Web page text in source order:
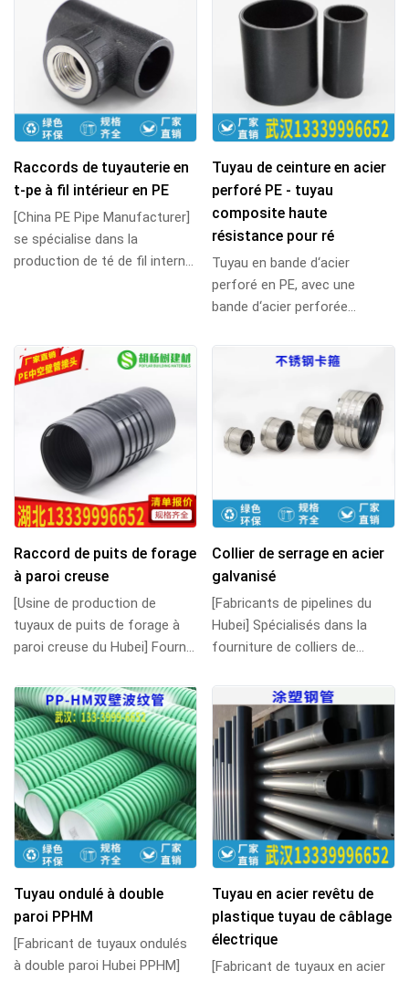
Raccords de tuyauterie en
t-pe à fil intérieur en PE
[China PE Pipe Manufacturer]
se spécialise dans la
production de té de fil interne
Tuyau de ceinture en acier
perforé PE - tuyau
composite haute
résistance pour ré
Tuyau en bande d‘acier
perforé en PE, avec une
bande d‘acier perforée
squelette renforcé, matériau...
Raccord de puits de forage
à paroi creuse
[Usine de production de
tuyaux de puits de forage à
paroi creuse du Hubei] Fournit
paroi creu...
Collier de serrage en acier
galvanisé
[Fabricants de pipelines du
Hubei] Spécialisés dans la
fourniture de colliers de
de divers...
Tuyau ondulé à double
paroi PPHM
[Fabricant de tuyaux ondulés
à double paroi Hubei PPHM]
Tuyau en acier revêtu de
plastique tuyau de câblage
électrique
[Fabricant de tuyaux en acier